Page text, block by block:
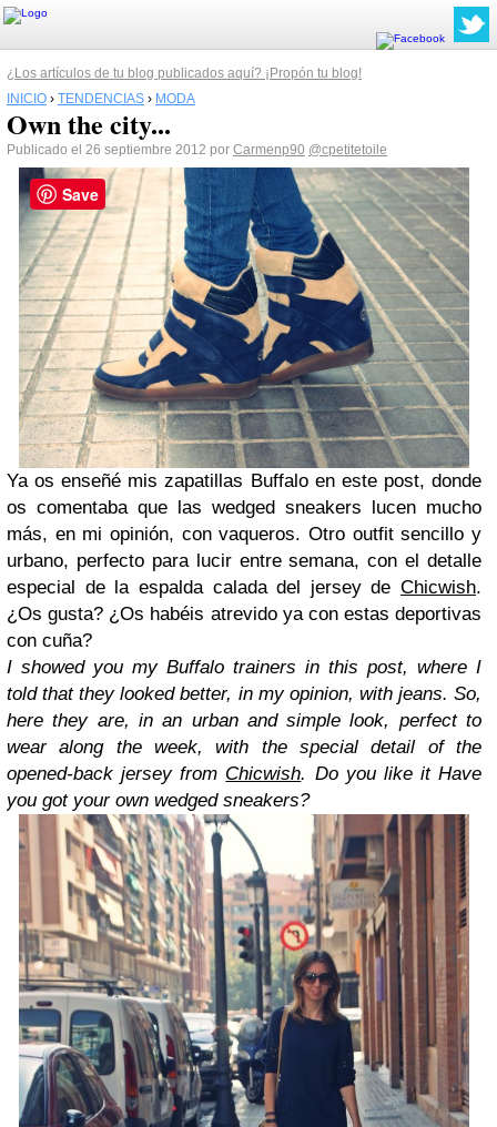
¿Los artículos de tu blog publicados aquí? ¡Propón tu blog!
INICIO › TENDENCIAS › MODA
Own the city...
Publicado el 26 septiembre 2012 por Carmenp90 @cpetitetoile
Ya os enseñé mis zapatillas Buffalo en este post, donde
os comentaba que las wedged sneakers lucen mucho
más, en mi opinión, con vaqueros. Otro outfit sencillo y
urbano, perfecto para lucir entre semana, con el detalle
especial de la espalda calada del jersey de Chicwish.
¿Os gusta? ¿Os habéis atrevido ya con estas deportivas
con cuña?
I showed you my Buffalo trainers in this post, where I
told that they looked better, in my opinion, with jeans. So,
here they are, in an urban and simple look, perfect to
wear along the week, with the special detail of the
opened-back jersey from Chicwish. Do you like it Have
you got your own wedged sneakers?
Save